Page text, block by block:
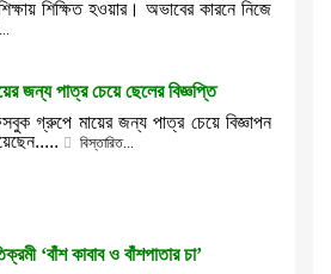
শিক্ষিত হওয়ার। অভাবের কারনে নিজে
জন্য পাত্র চেয়ে ছেলের বিজ্ঞপ্তি
গ্রুপে মায়ের জন্য পাত্র চেয়ে বিজ্ঞাপন
বিস্তারিত...
‘বাঁশ কাবাব ও বাঁশপাতার চা’